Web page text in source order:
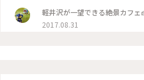
軽井沢が一望できる絶景カフ
2017.08.31